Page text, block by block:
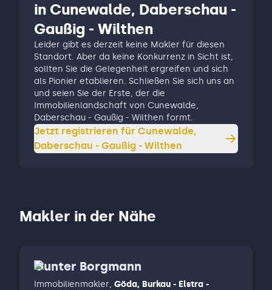
in Cunewalde, Daberschau -
Gaußig - Wilthen
Leider gibt es derzeit keine Makler für diesen
Standort. Aber da keine Konkurrenz in Sicht ist,
sollten Sie die Gelegenheit ergreifen und sich
als Pionier etablieren. Schließen Sie sich uns an
und seien Sie der Erste, der die
Immobilienlandschaft von Cunewalde,
Daberschau - Gaußig - Wilthen formt.
Jetzt registrieren für Cunewalde,
Daberschau - Gaußig - Wilthen
Makler in der Nähe
Gunter Borgmann
Immobilienmakler, Göda, Burkau - Elstra -